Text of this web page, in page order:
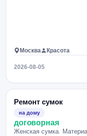
Москва Красота
2026-08-05
Ремонт сумок
на дому
договорная
Женская сумка.